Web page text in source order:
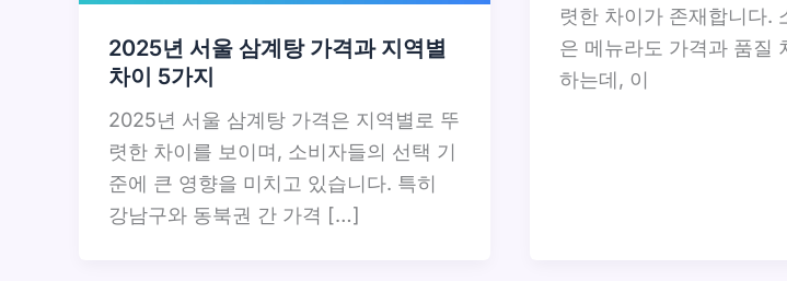
2025년 서울 삼계탕 가격과 지역별
차이 5가지
2025년 서울 삼계탕 가격은 지역별로 뚜
렷한 차이를 보이며, 소비자들의 선택 기
준에 큰 영향을 미치고 있습니다. 특히
강남구와 동북권 간 가격 […]
렷한 차이가 존재합니다.
은 메뉴라도 가격과 품질
하는데, 이